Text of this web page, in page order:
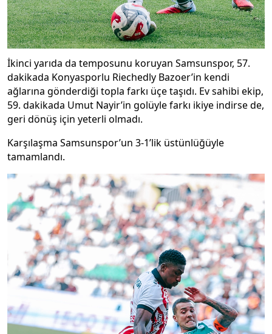
İkinci yarıda da temposunu koruyan Samsunspor, 57.
dakikada Konyasporlu Riechedly Bazoer’in kendi
ağlarına gönderdiği topla farkı üçe taşıdı. Ev sahibi ekip,
59. dakikada Umut Nayir’in golüyle farkı ikiye indirse de,
geri dönüş için yeterli olmadı.
Karşılaşma Samsunspor’un 3-1’lik üstünlüğüyle
tamamlandı.